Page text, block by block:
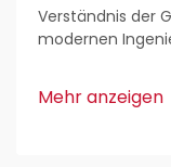
Verständnis der
modernen
Innovation für
Mehr anzeigen